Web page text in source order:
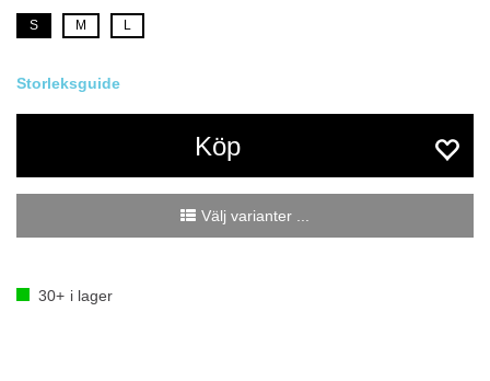
S M L
Köp
Välj varianter ...
30+ i lager